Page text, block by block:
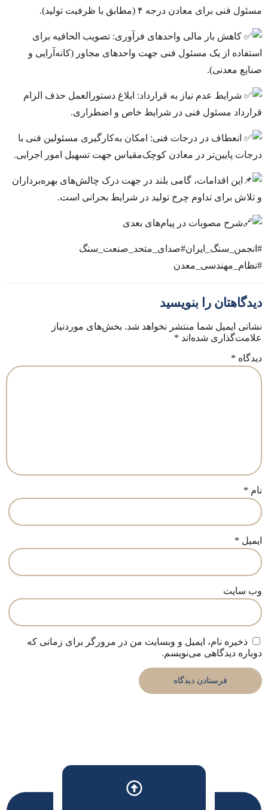
مسئول فنی برای معادن درجه ۴ (مطابق با ظرفیت تولید).
کاهش بار مالی واحدهای فرآوری: تصویب الحاقیه برای
استفاده از یک مسئول فنی جهت واحدهای مجاور (کانه‎‌آرایی و
صنایع معدنی).
شرایط عدم نیاز به قرارداد: ابلاغ دستورالعمل حذف الزام
قرارداد مسئول فنی در شرایط خاص و اضطراری.
انعطاف در درجات فنی: امکان به‌کارگیری مسئولین فنی با
درجات پایین‌تر در معادن کوچک‌مقیاس جهت تسهیل امور اجرایی.
این اقدامات، گامی بلند در جهت درک چالش‌های بهره‌برداران
و تلاش برای تداوم چرخ تولید در شرایط بحرانی است.
شرح مصوبات در پیام‌های بعدی
#انجمن_سنگ_ایران#صدای_متحد_صنعت_سنگ
#نظام_مهندسی_معدن
دیدگاهتان را بنویسید
نشانی ایمیل شما منتشر نخواهد شد. بخش‌های موردنیاز
علامت‌گذاری شده‌اند *
دیدگاه *
نام *
ایمیل *
وب‌ سایت
ذخیره نام، ایمیل و وبسایت من در مرورگر برای زمانی که
دوباره دیدگاهی می‌نویسم.